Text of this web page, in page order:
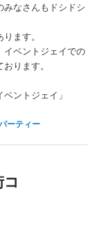
なさんもドシドシ
ます。
イベントジェイでの
ります。
ントジェイ」
ーティー